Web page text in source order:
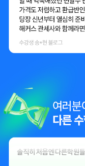
해커스와 함께라면 꾸준
게다가 합격 후 수강료
관세사 시험을
해커스
관세사를 준비하려고
그러던 중 해커스를 알